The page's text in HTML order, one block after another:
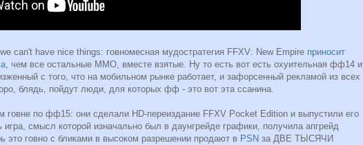
can't have nice things: говномесная мудостратегия FFXV: New Empire приносит
, чем все остальные ММО, вместе взятые. Ну то есть вот есть охуительная фф14 и
с того, что на мобильном рынке работает, и зафорсенный рекламой из всех
блядь, пойдут люди, для которых фф - это вот эта ссанина.
говне по фф15: они сделали HD-переиздание FFXV Pocket Edition и выпустили его
игра, смысл которой изначально был в даунгрейде графики, получила апгрейд
это говно с бликами в высоком разрешении продают в PSN за ДВЕ ТЫСЯЧИ